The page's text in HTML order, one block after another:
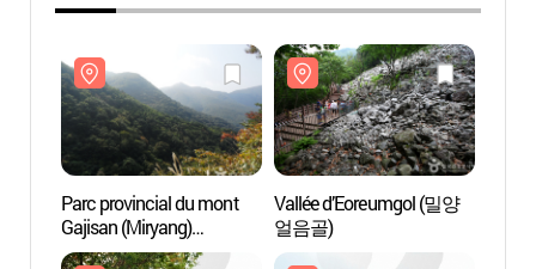
Parc provincial du mont
Gajisan (Miryang)
(가지산도립공원(밀양))
Vallée d’Eoreumgol (밀양
얼음골)